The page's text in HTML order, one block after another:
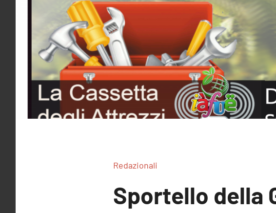
Redazionali
Sportello della